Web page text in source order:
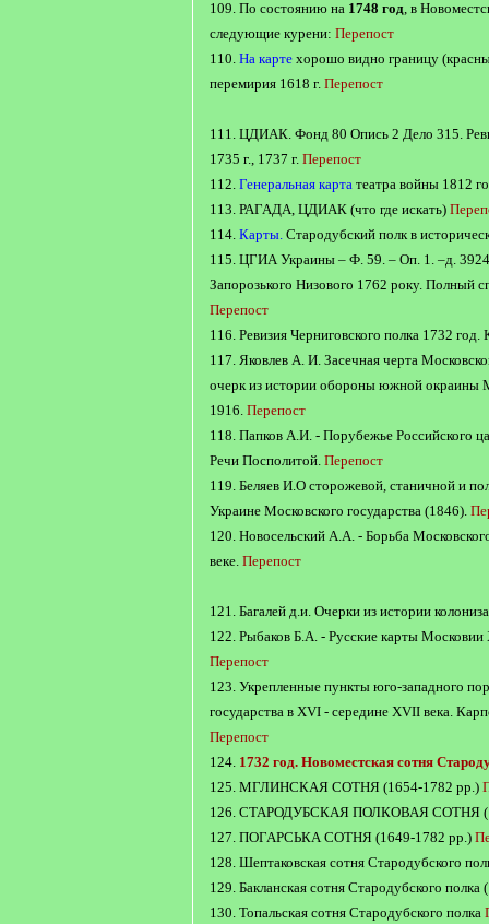
109. По состоянию на 1748 год, в
следующие курени: Перепост
110. На карте хорошо видно границу
перемирия 1618 г. Перепост
111. ЦДИАК. Фонд 80 Опись 2 Дело 315.
1735 г., 1737 г. Перепост
112. Генеральная карта театра войны 1812
113. РАГАДА, ЦДИАК (что где искать)
114. Карты. Стародубский полк в
115. ЦГИА Украины – Ф. 59. – Оп. 1. –д.
Запорозького Низового 1762 року. Полный
Перепост
116. Ревизия Черниговского полка 1732
117. Яковлев А. И. Засечная черта
очерк из истории обороны южной окраины
1916. Перепост
118. Папков А.И. - Порубежье Российского
Речи Посполитой. Перепост
119. Беляев И.О сторожевой, станичной и
Украине Московского государства (1846).
120. Новосельский А.А. - Борьба
веке. Перепост
121. Багалей д.и. Очерки из истории
122. Рыбаков Б.А. - Русские карты Московии
Перепост
123. Укрепленные пункты юго-западного
государства в XVI - середине XVII века.
Перепост
124. 1732 год. Новоместская сотня
125. МГЛИНСКАЯ СОТНЯ (1654-1782 pp.)
126. СТАРОДУБСКАЯ ПОЛКОВАЯ СОТНЯ
127. ПОГАРСЬКА СОТНЯ (1649-1782 pp.)
128. Шептаковская сотня Стародубского
129. Бакланская сотня Стародубского
130. Топальская сотня Стародубского полка